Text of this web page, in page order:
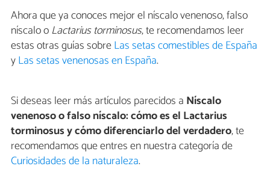
Ahora que ya conoces mejor el níscalo venenoso, falso
níscalo oLactarius torminosus, te recomendamos leer
estas otras guías sobreLas setas comestibles de España
yLas setas venenosas en España.
Si deseas leer más artículos parecidos a Níscalo
venenoso o falso níscalo: cómo es el Lactarius
torminosus y cómo diferenciarlo del verdadero, te
recomendamos que entres en nuestra categoría de
Curiosidades de la naturaleza.